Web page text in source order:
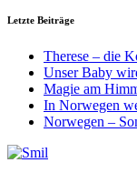
Letzte Beiträge
Therese – die
Unser Baby
Magie am
In Norwegen
Norwegen –